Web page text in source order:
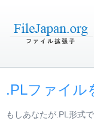
.PLファイル
もしあなたが.PL形式